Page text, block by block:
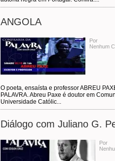
ANGOLA
Por
Nenhum
O poeta, ensaísta e professor ABREU
PALAVRA. Abreu Paxe é doutor em
Universidade Católic...
Diálogo com Juliano G.
Por